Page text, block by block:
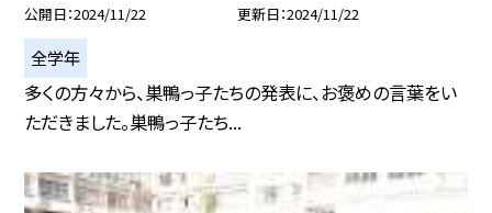
公開日 2024/11/22 更新日 2024/11/22
全学年
多くの方々から、巣鴨っ子たちの発表に、お褒めの言葉をい
ただきました。巣鴨っ子たち...